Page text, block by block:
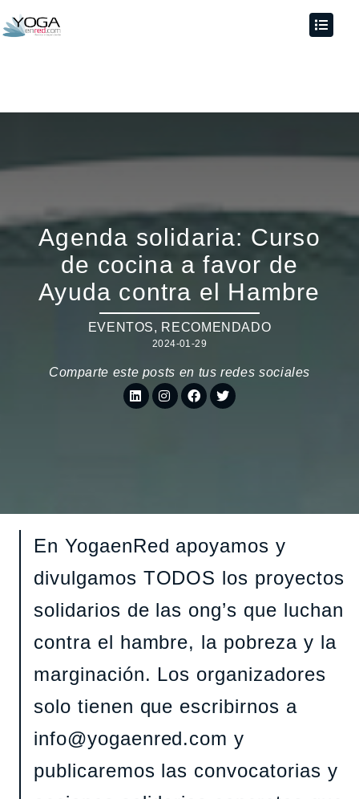
Agenda solidaria: Curso
de cocina a favor de
Ayuda contra el Hambre
EVENTOS, RECOMENDADO
2024-01-29
Comparte este posts en tus redes sociales
En YogaenRed apoyamos y
divulgamos TODOS los proyectos
solidarios de las ong’s que luchan
contra el hambre, la pobreza y la
marginación. Los organizadores
solo tienen que escribirnos a
info@yogaenred.com y
publicaremos las convocatorias y